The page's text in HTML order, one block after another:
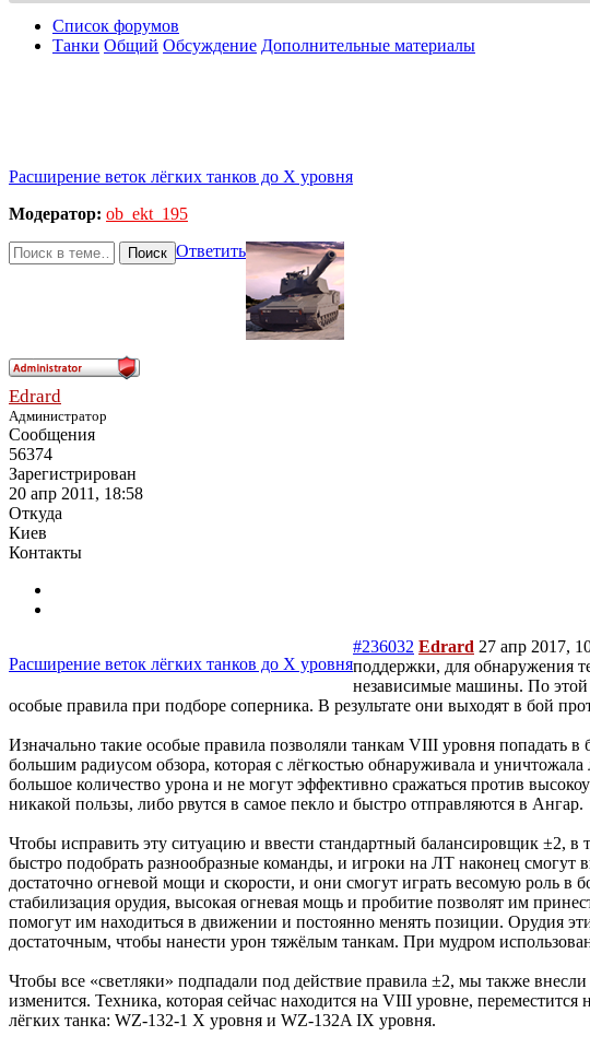
Список форумов
Танки Общий Обсуждение Дополнительные материалы
Расширение веток лёгких танков до Х уровня
Модератор: ob_ekt_195
Поиск Ответить
Edrard
Администратор
Сообщения
56374
Зарегистрирован
20 апр 2011, 18:58
Откуда
Киев
Контакты
Расширение веток лёгких танков до Х уровня
#236032 Edrard 27 апр 2017,
поддержки, для обнаружения
независимые машины. По этой
особые правила при подборе соперника. В результате они выходят в бой
Изначально такие особые правила позволяли танкам VIII уровня
большим радиусом обзора, которая с лёгкостью обнаруживала и
большое количество урона и не могут эффективно сражаться против
никакой пользы, либо рвутся в самое пекло и быстро отправляются в Ангар.
Чтобы исправить эту ситуацию и ввести стандартный балансировщик ±2,
быстро подобрать разнообразные команды, и игроки на ЛТ наконец
достаточно огневой мощи и скорости, и они смогут играть весомую роль
стабилизация орудия, высокая огневая мощь и пробитие позволят им
помогут им находиться в движении и постоянно менять позиции. Орудия
достаточным, чтобы нанести урон тяжёлым танкам. При мудром
Чтобы все «светляки» подпадали под действие правила ±2, мы также
изменится. Техника, которая сейчас находится на VIII уровне,
лёгких танка: WZ-132-1 X уровня и WZ-132A IX уровня.